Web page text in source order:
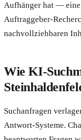
Aufhänger hat —
Auftraggeber-
nachvollziehbaren
Wie KI-
Suchanfragen
Antwort-Systeme.